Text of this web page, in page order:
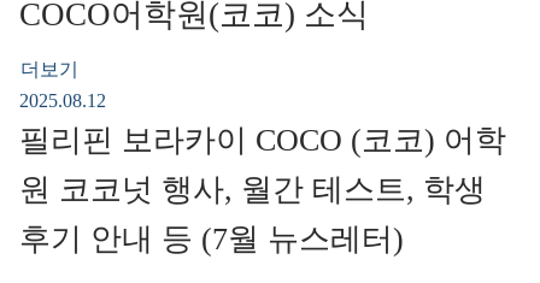
COCO어학원(코코) 소식
더보기
2025.08.12
필리핀 보라카이 COCO (코코) 어학
원 코코넛 행사, 월간 테스트, 학생
후기 안내 등 (7월 뉴스레터)